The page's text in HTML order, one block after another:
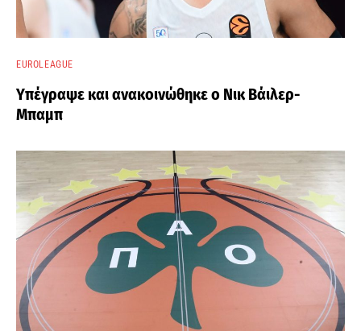
EUROLEAGUE
Υπέγραψε και ανακοινώθηκε ο Νικ Βάιλερ-
Μπαμπ